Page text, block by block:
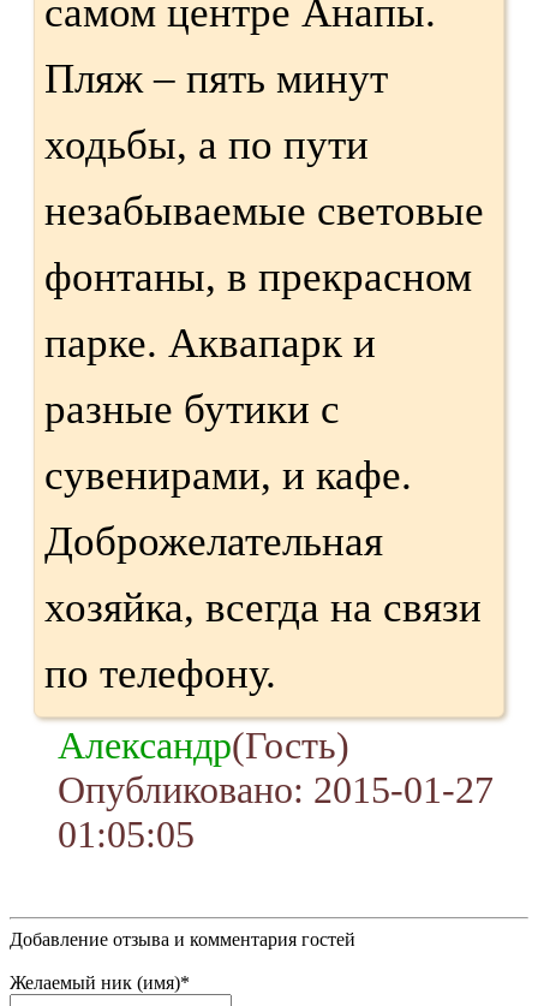
самом центре Анапы.
Пляж – пять минут
ходьбы, а по пути
незабываемые световые
фонтаны, в прекрасном
парке. Аквапарк и
разные бутики с
сувенирами, и кафе.
Доброжелательная
хозяйка, всегда на связи
по телефону.
Александр(Гость)
Опубликовано: 2015-01-27
01:05:05
Добавление отзыва и комментария гостей
Желаемый ник (имя)*